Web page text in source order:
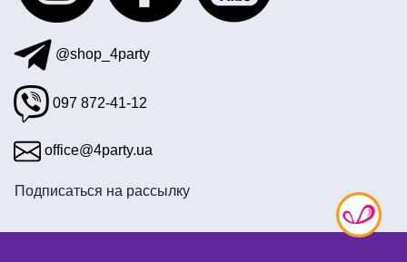
@shop_4party
097 872-41-12
office@4party.ua
Подписаться на рассылку